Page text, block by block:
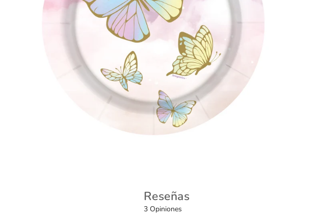
Reseñas
3 Opiniones